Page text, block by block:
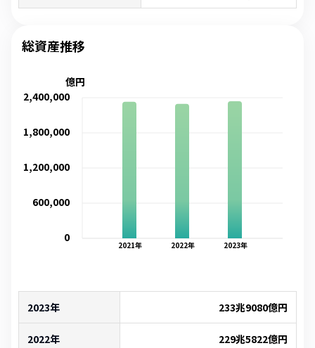
総資産推移
2021年 2022年 2023年
0
600,000
1,200,000
1,800,000
2,400,000
億円
2023年 233兆9080億円
2022年 229兆5822億円